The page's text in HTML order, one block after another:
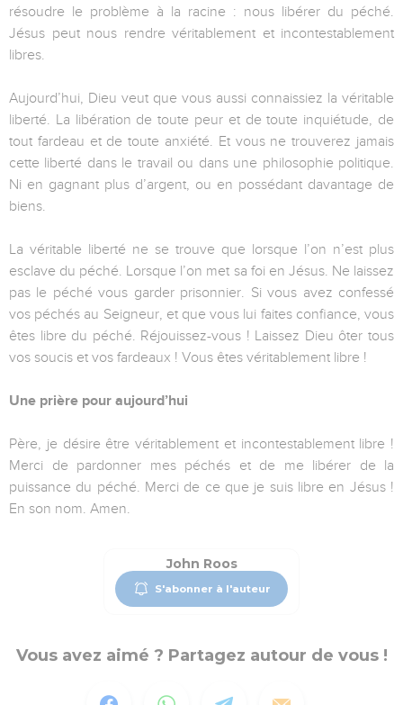
résoudre le problème à la racine : nous libérer du péché.
Jésus peut nous rendre véritablement et incontestablement
libres.
Aujourd’hui, Dieu veut que vous aussi connaissiez la véritable
liberté. La libération de toute peur et de toute inquiétude, de
tout fardeau et de toute anxiété. Et vous ne trouverez jamais
cette liberté dans le travail ou dans une philosophie politique.
Ni en gagnant plus d’argent, ou en possédant davantage de
biens.
La véritable liberté ne se trouve que lorsque l’on n’est plus
esclave du péché. Lorsque l’on met sa foi en Jésus. Ne laissez
pas le péché vous garder prisonnier. Si vous avez confessé
vos péchés au Seigneur, et que vous lui faites confiance, vous
êtes libre du péché. Réjouissez-vous ! Laissez Dieu ôter tous
vos soucis et vos fardeaux ! Vous êtes véritablement libre !
Une prière pour aujourd’hui
Père, je désire être véritablement et incontestablement libre !
Merci de pardonner mes péchés et de me libérer de la
puissance du péché. Merci de ce que je suis libre en Jésus !
En son nom. Amen.
John Roos
S'abonner à l'auteur
Vous avez aimé ? Partagez autour de vous !